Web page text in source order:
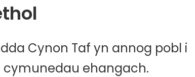
Cynon Taf yn annog pobl i
cymunedau ehangach.